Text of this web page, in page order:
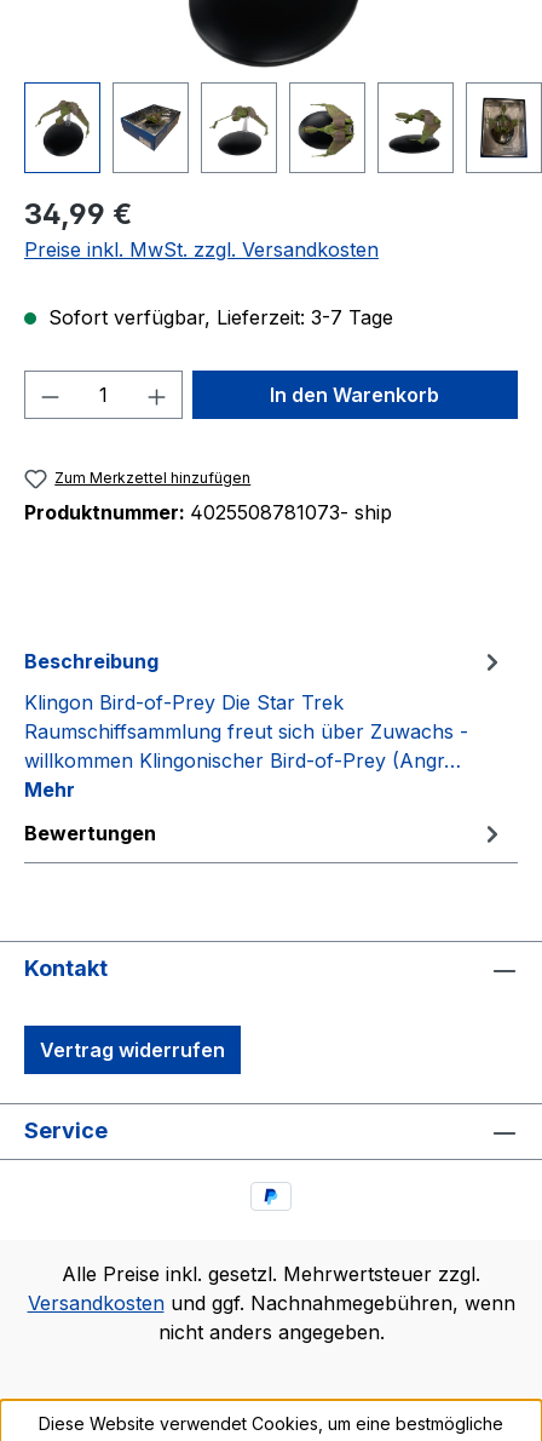
Regulärer Preis:
34,99 €
Preise inkl. MwSt. zzgl. Versandkosten
Sofort verfügbar, Lieferzeit: 3-7 Tage
Produkt Anzahl: Gib denIn den Warenkorb
Zum Merkzettel hinzufügen
Produktnummer: 4025508781073- ship
Beschreibung
Klingon Bird-of-Prey Die Star Trek
Raumschiffsammlung freut sich über Zuwachs -
willkommen Klingonischer Bird-of-Prey (Angr…
Mehr
Bewertungen
Kontakt
Vertrag widerrufen
Service
Alle Preise inkl. gesetzl. Mehrwertsteuer zzgl.
Versandkostenund ggf. Nachnahmegebühren, wenn
nicht anders angegeben.
Diese Website verwendet Cookies, um eine bestmögliche